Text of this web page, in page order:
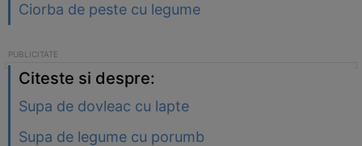
Ciorba de peste cu legume
Citeste si despre:
Supa de dovleac cu lapte
Supa de legume cu porumb